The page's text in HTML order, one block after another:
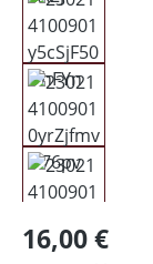
Regulärer Preis:
16,00 €